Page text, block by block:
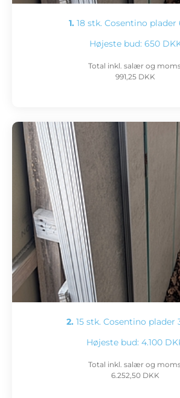
1. 18 stk. Cosentino plader
Højeste bud: 650
Total inkl. salær og
991,25 DKK
2. 15 stk. Cosentino plader
Højeste bud: 4.100
Total inkl. salær og
6.252,50 DKK